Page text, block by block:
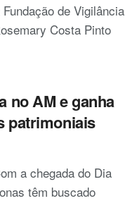
de Vigilância
Costa Pinto
no AM e ganha
patrimoniais
a chegada do Dia
têm buscado